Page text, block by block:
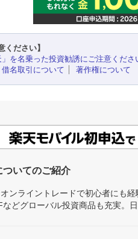
ください】
」を名乗った投資勧誘にご注意くださ
名取引について
著作権について
いてのご紹介
ンライントレードで初心者にも
どグローバル投資商品も充実。